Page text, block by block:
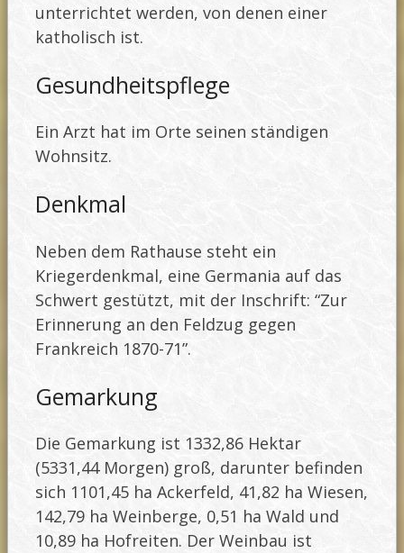
unterrichtet werden, von denen einer
katholisch ist.
Gesundheitspflege
Ein Arzt hat im Orte seinen ständigen
Wohnsitz.
Denkmal
Neben dem Rathause steht ein
Kriegerdenkmal, eine Germania auf das
Schwert gestützt, mit der Inschrift: “Zur
Erinnerung an den Feldzug gegen
Frankreich 1870-71”.
Gemarkung
Die Gemarkung ist 1332,86 Hektar
(5331,44 Morgen) groß, darunter befinden
sich 1101,45 ha Ackerfeld, 41,82 ha Wiesen,
142,79 ha Weinberge, 0,51 ha Wald und
10,89 ha Hofreiten. Der Weinbau ist